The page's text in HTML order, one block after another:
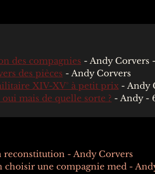
des compagnies - Andy Corvers
des pièces - Andy Corvers
XIV-XV° à petit prix - Andy
oui mais de quelle sorte ? - Andy -
reconstitution - Andy Corvers
choisir une compagnie med -